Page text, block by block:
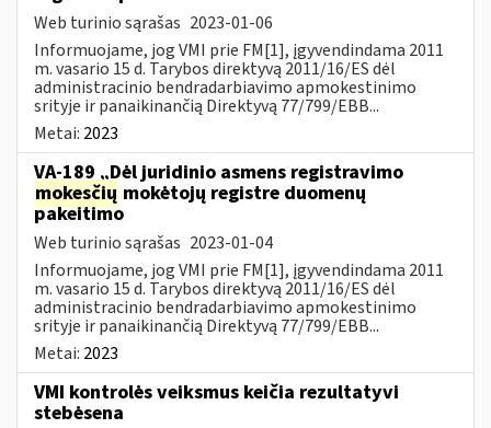
Web turinio sąrašas 2023-01-06
Informuojame, jog VMI prie FM[1], įgyvendindama 2011
m. vasario 15 d. Tarybos direktyvą 2011/16/ES dėl
administracinio bendradarbiavimo apmokestinimo
srityje ir panaikinančią Direktyvą 77/799/EBB...
Metai: 2023
VA-189 „Dėl juridinio asmens registravimo
mokesčių mokėtojų registre duomenų
pakeitimo
Web turinio sąrašas 2023-01-04
Informuojame, jog VMI prie FM[1], įgyvendindama 2011
m. vasario 15 d. Tarybos direktyvą 2011/16/ES dėl
administracinio bendradarbiavimo apmokestinimo
srityje ir panaikinančią Direktyvą 77/799/EBB...
Metai: 2023
VMI kontrolės veiksmus keičia rezultatyvi
stebėsena